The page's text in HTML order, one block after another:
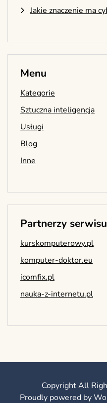
Jakie znaczenie ma
Menu
Kategorie
Sztuczna inteligencja
Usługi
Blog
Inne
Partnerzy serwisu
kurskomputerowy.pl
komputer-doktor.eu
icomfix.pl
nauka-z-internetu.pl
Copyright All
Proudly powered by